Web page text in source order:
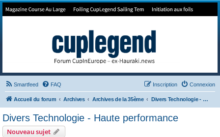
Forum de Cup In Europe
Smartfeed FAQ Connexion
Inscription
Accueil du forum Archives Archives de la 35ème Divers Technologie - Haute performance
Divers Technologie - Haute performance
Nouveau sujet